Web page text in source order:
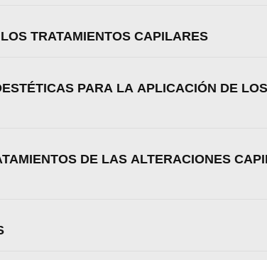
TRATAMIENTOS CAPILARES
PARA LA APLICACIÓN DE LOS
DE LAS ALTERACIONES